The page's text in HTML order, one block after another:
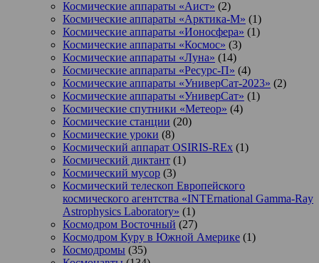
Космические аппараты «Аист» (2)
Космические аппараты «Арктика-М» (1)
Космические аппараты «Ионосфера» (1)
Космические аппараты «Космос» (3)
Космические аппараты «Луна» (14)
Космические аппараты «Ресурс-П» (4)
Космические аппараты «УниверСат-2023» (2)
Космические аппараты «УниверСат» (1)
Космические спутники «Метеор» (4)
Космические станции (20)
Космические уроки (8)
Космический аппарат OSIRIS-REx (1)
Космический диктант (1)
Космический мусор (3)
Космический телескоп Европейского
космического агентства «INTErnational Gamma-Ray
Astrophysics Laboratory» (1)
Космодром Восточный (27)
Космодром Куру в Южной Америке (1)
Космодромы (35)